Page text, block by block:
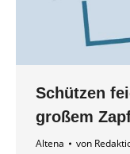
Schützen
großem
Altena von